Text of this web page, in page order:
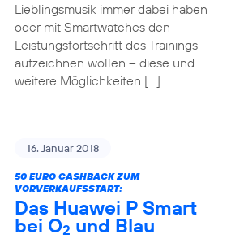
Lieblingsmusik immer dabei haben
oder mit Smartwatches den
Leistungsfortschritt des Trainings
aufzeichnen wollen – diese und
weitere Möglichkeiten […]
16. Januar 2018
50 EURO CASHBACK ZUM
VORVERKAUFSSTART:
Das Huawei P Smart
bei O2 und Blau